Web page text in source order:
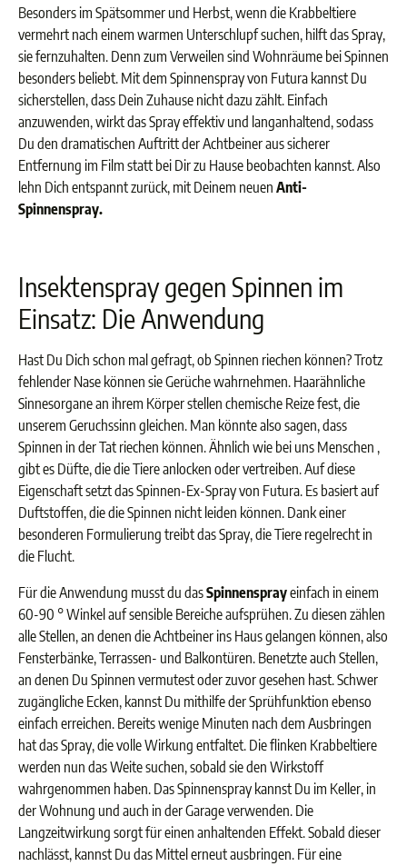
Besonders im Spätsommer und Herbst, wenn die Krabbeltiere
vermehrt nach einem warmen Unterschlupf suchen, hilft das Spray,
sie fernzuhalten. Denn zum Verweilen sind Wohnräume bei Spinnen
besonders beliebt. Mit dem Spinnenspray von Futura kannst Du
sicherstellen, dass Dein Zuhause nicht dazu zählt. Einfach
anzuwenden, wirkt das Spray effektiv und langanhaltend, sodass
Du den dramatischen Auftritt der Achtbeiner aus sicherer
Entfernung im Film statt bei Dir zu Hause beobachten kannst. Also
lehn Dich entspannt zurück, mit Deinem neuen Anti-
Spinnenspray.
Insektenspray gegen Spinnen im
Einsatz: Die Anwendung
Hast Du Dich schon mal gefragt, ob Spinnen riechen können? Trotz
fehlender Nase können sie Gerüche wahrnehmen. Haarähnliche
Sinnesorgane an ihrem Körper stellen chemische Reize fest, die
unserem Geruchssinn gleichen. Man könnte also sagen, dass
Spinnen in der Tat riechen können. Ähnlich wie bei uns Menschen ,
gibt es Düfte, die die Tiere anlocken oder vertreiben. Auf diese
Eigenschaft setzt das Spinnen-Ex-Spray von Futura. Es basiert auf
Duftstoffen, die die Spinnen nicht leiden können. Dank einer
besonderen Formulierung treibt das Spray, die Tiere regelrecht in
die Flucht.
Für die Anwendung musst du dasSpinnensprayeinfach in einem
60-90 ° Winkel auf sensible Bereiche aufsprühen. Zu diesen zählen
alle Stellen, an denen die Achtbeiner ins Haus gelangen können, also
Fensterbänke, Terrassen- und Balkontüren. Benetzte auch Stellen,
an denen Du Spinnen vermutest oder zuvor gesehen hast. Schwer
zugängliche Ecken, kannst Du mithilfe der Sprühfunktion ebenso
einfach erreichen. Bereits wenige Minuten nach dem Ausbringen
hat das Spray, die volle Wirkung entfaltet. Die flinken Krabbeltiere
werden nun das Weite suchen, sobald sie den Wirkstoff
wahrgenommen haben. Das Spinnenspray kannst Du im Keller, in
der Wohnung und auch in der Garage verwenden. Die
Langzeitwirkung sorgt für einen anhaltenden Effekt. Sobald dieser
nachlässt, kannst Du das Mittel erneut ausbringen. Für eine